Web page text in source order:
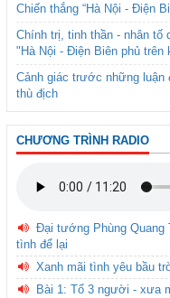
Chiến thắng “Hà Nội - Điện
Chính trị, tinh thần - nhân tố
"Hà Nội - Điện Biên phủ trên
Cảnh giác trước những luận
thù địch
CHƯƠNG TRÌNH RADIO
Đại tướng Phùng Quang
tình để lại
Xanh mãi tình yêu bầu
Bài 1: Tổ 3 người - xưa